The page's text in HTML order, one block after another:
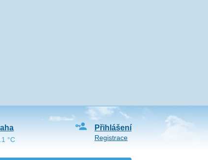
Přihlášení
Registrace
°C